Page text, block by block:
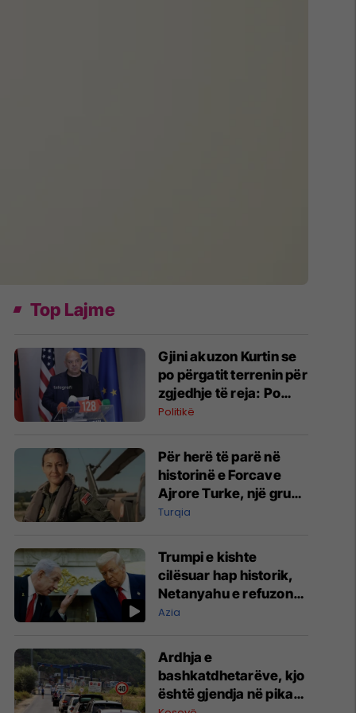
Top Lajme
Gjini akuzon Kurtin se
po përgatit terrenin për
zgjedhje të reja: Po
manipulon opinionin
Politikë
Për herë të parë në
historinë e Forcave
Ajrore Turke, një grua
merr gradën e
Turqia
Trumpi e kishte
cilësuar hap historik,
Netanyahu e refuzon
marrëveshjen për
Azia
Ardhja e
bashkatdhetarëve, kjo
është gjendja në pikat